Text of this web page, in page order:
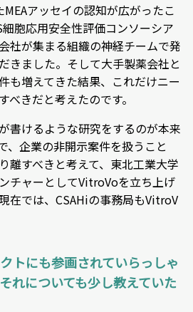
アッセイの認知が広がったこ
胞応用安全性評価コンソーシア
社が集まる組織の神経チームで発
きました。そして大手製薬会社と
も増えてきた結果、これだけニー
べきだと考えたのです。
書けるような研究をするのが本来
、企業の非開示案件を扱うこと
離すべきと考えて、東北工業大学
チャーとしてVitroVoを立ち上げ
在では、CSAHiの事務局もVitroV
トにも参画されていらっしゃ
れについても少し教えていた